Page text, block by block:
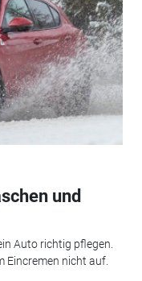
und
Auto richtig pflegen.
Eincremen nicht auf.